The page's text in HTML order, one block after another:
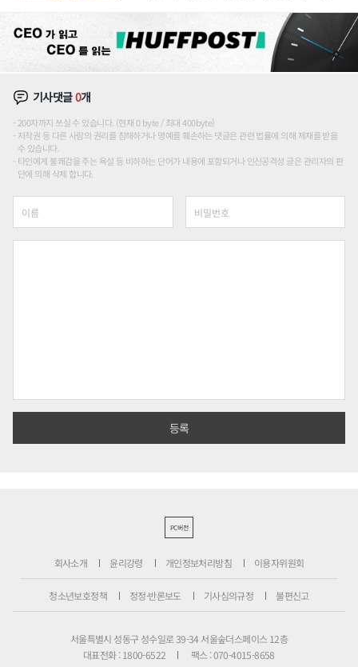
기사댓글0개
200자까지 쓰실 수 있습니다. (현재 0 byte / 최대 400byte)
저작권 등 다른 사람의 권리를 침해하거나 명예를 훼손하는 댓글은 관련 법률에 의해 제재를 받을
수 있습니다.
타인에게 불쾌감을 주는 욕설 등 비하하는 단어가 내용에 포함되거나 인신공격성 글은 관리자의 판
단에 의해 삭제 합니다.
PC버전
회사소개 윤리강령 개인정보처리방침 이용자위원회
청소년보호정책 정정·반론보도 기사심의규정 불편신고
서울특별시 성동구 성수일로 39-34 서울숲더스페이스 12층
대표전화 : 1800-6522
팩스 : 070-4015-8658